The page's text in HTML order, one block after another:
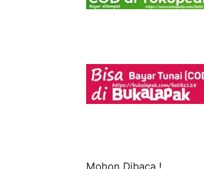
Mohon Dibaca !